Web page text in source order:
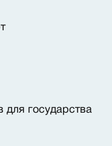
для государства